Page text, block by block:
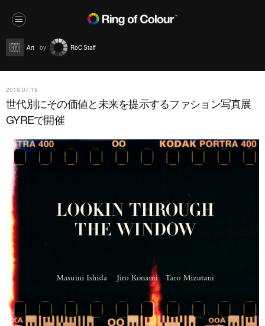
Art RoC Staff
2019.07.19
世代別にその価値と未来を提示するファション写真展
GYREで開催